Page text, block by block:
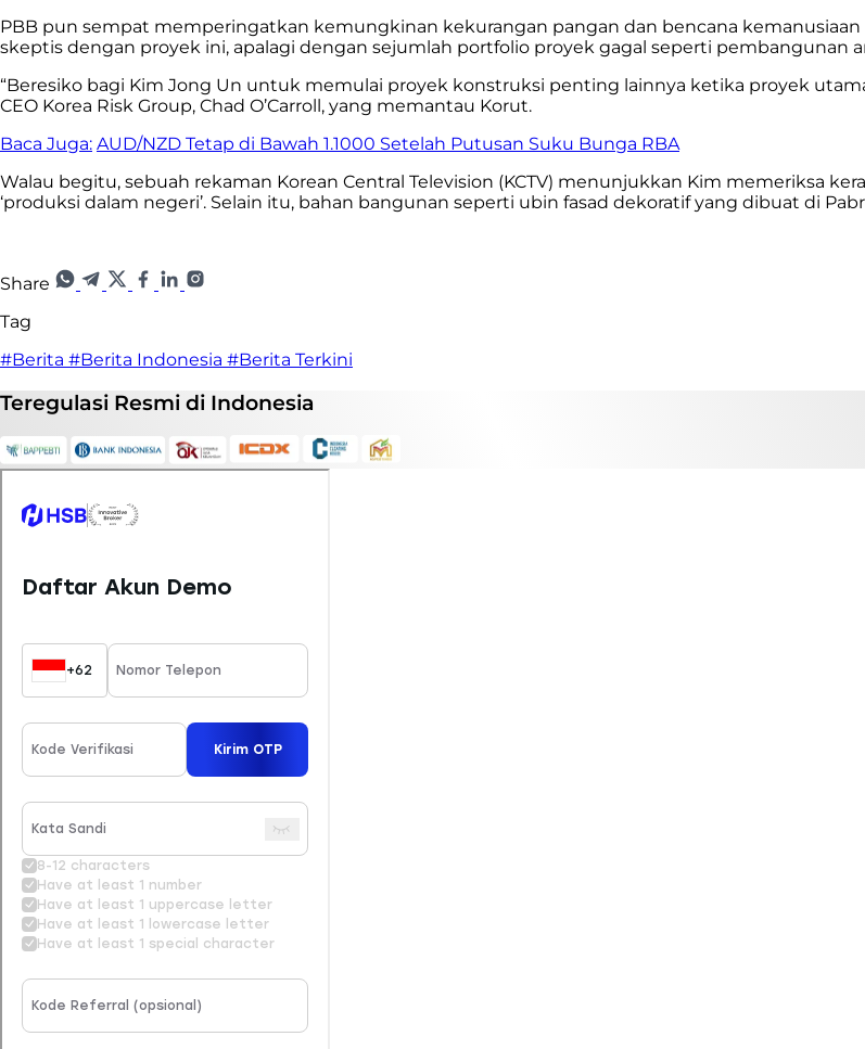
PBB pun sempat memperingatkan kemungkinan kekurangan pangan dan bencana
skeptis dengan proyek ini, apalagi dengan sejumlah portfolio proyek gagal seperti pembangunan
“Beresiko bagi Kim Jong Un untuk memulai proyek konstruksi penting lainnya ketika proyek
CEO Korea Risk Group, Chad O’Carroll, yang memantau Korut.
Baca Juga: AUD/NZD Tetap di Bawah 1.1000 Setelah Putusan Suku Bunga RBA
Walau begitu, sebuah rekaman Korean Central Television (KCTV) menunjukkan Kim memeriksa
‘produksi dalam negeri’. Selain itu, bahan bangunan seperti ubin fasad dekoratif yang dibuat di
Share
Tag
#Berita #Berita Indonesia #Berita Terkini
Teregulasi Resmi di Indonesia